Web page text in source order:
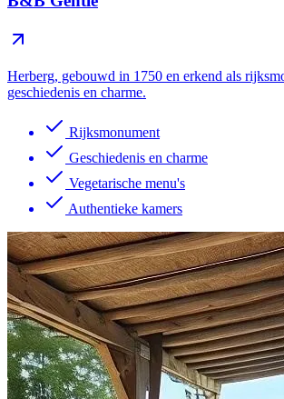
Herberg, gebouwd in 1750 en erkend als
geschiedenis en charme.
Rijksmonument
Geschiedenis en charme
Vegetarische menu's
Authentieke kamers